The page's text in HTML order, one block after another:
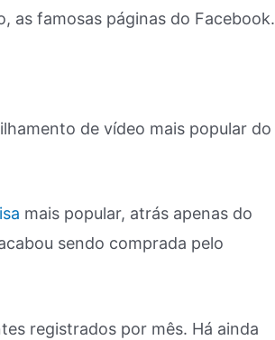
as famosas páginas do Facebook.
de vídeo mais popular do
mais popular, atrás apenas do
sendo comprada pelo
registrados por mês. Há ainda